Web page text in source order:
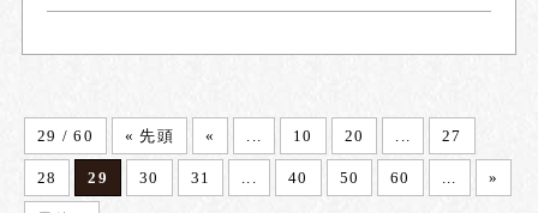
29 / 60 « 先頭 « ... 10 20 ... 27
28 29 30 31 ... 40 50 60 ... »